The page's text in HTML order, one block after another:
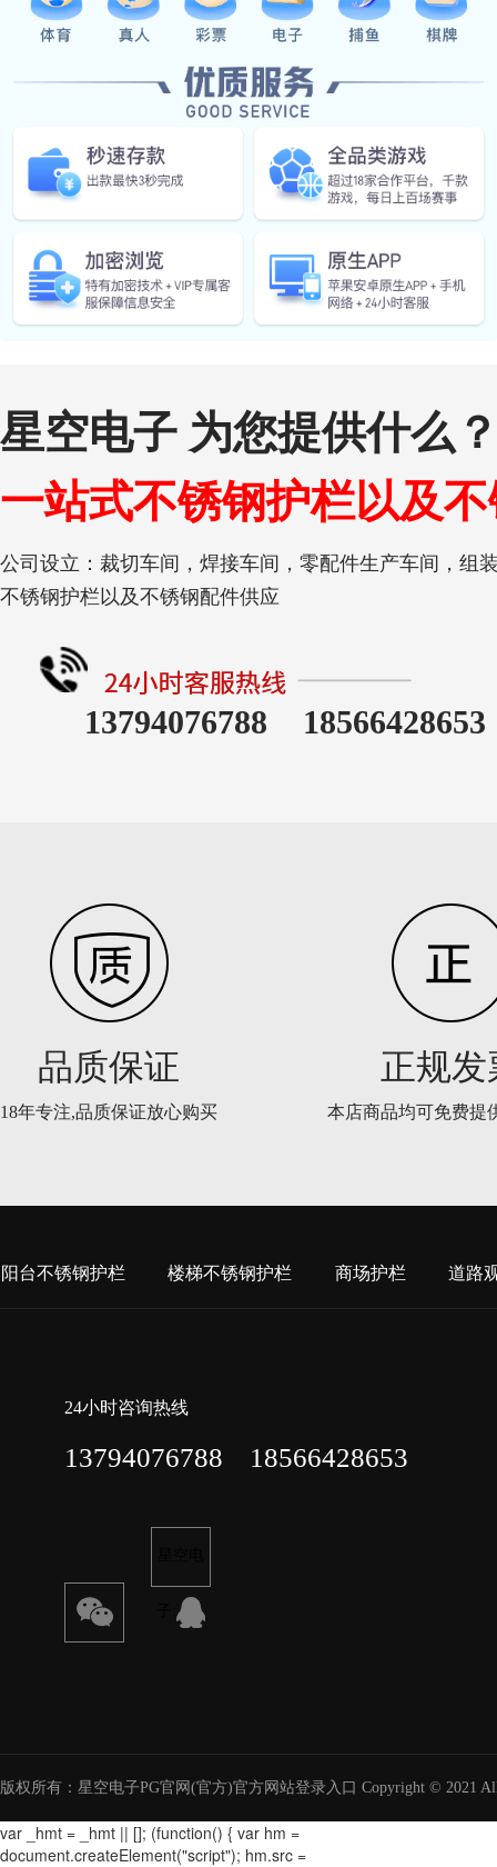
星空电子 为您提供什么
一站式不锈钢护栏以及
公司设立：裁切车间，焊接车间，零配件生产车间，组
不锈钢护栏以及不锈钢配件供应
13794076788 18566428653
品质保证
18年专注,品质保证放心购买
正规发
本店商品均可免费提
阳台不锈钢护栏 楼梯不锈钢护栏 商场护栏 道路
24小时咨询热线
13794076788 18566428653
版权所有：星空电子PG官网(官方)官方网站登录入口 Copyright © 2021
var _hmt = _hmt || []; (function() { var hm =
document.createElement("script"); hm.src =